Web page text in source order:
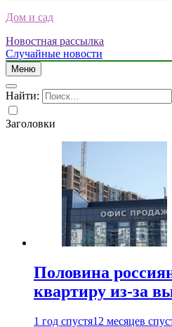
Дом и сад
Новостная рассылка
Случайные новости
Меню
Найти:
Заголовки
Половина
квартиру из-за
1 год спустя12 месяцев